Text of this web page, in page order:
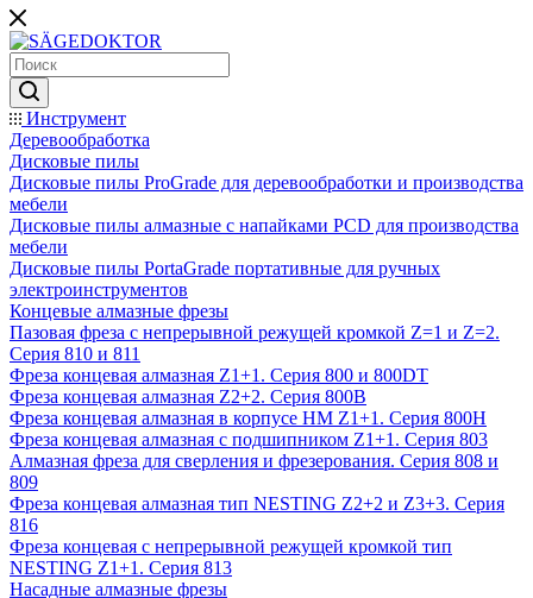
Инструмент
Деревообработка
Дисковые пилы
Дисковые пилы ProGrade для деревообработки и производства
мебели
Дисковые пилы алмазные с напайками PCD для производства
мебели
Дисковые пилы PortaGrade портативные для ручных
электроинструментов
Концевые алмазные фрезы
Пазовая фреза с непрерывной режущей кромкой Z=1 и Z=2.
Серия 810 и 811
Фреза концевая алмазная Z1+1. Серия 800 и 800DT
Фреза концевая алмазная Z2+2. Серия 800B
Фреза концевая алмазная в корпусе НМ Z1+1. Серия 800H
Фреза концевая алмазная с подшипником Z1+1. Серия 803
Алмазная фреза для сверления и фрезерования. Серия 808 и
809
Фреза концевая алмазная тип NESTING Z2+2 и Z3+3. Серия
816
Фреза концевая с непрерывной режущей кромкой тип
NESTING Z1+1. Серия 813
Насадные алмазные фрезы